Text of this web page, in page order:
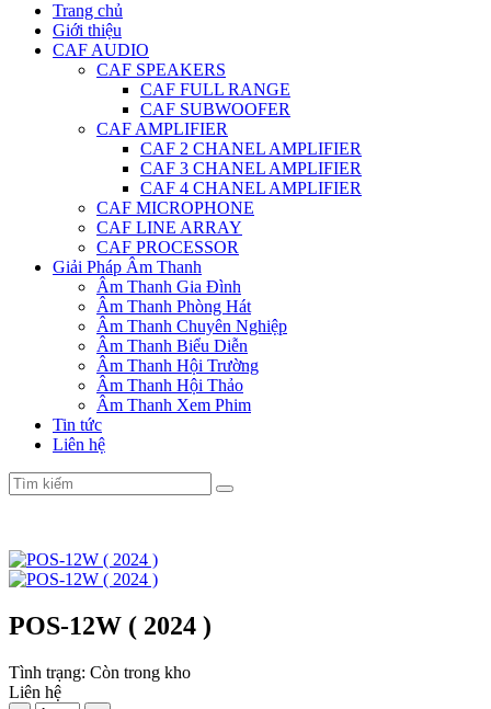
Trang chủ
Giới thiệu
CAF AUDIO
CAF SPEAKERS
CAF FULL RANGE
CAF SUBWOOFER
CAF AMPLIFIER
CAF 2 CHANEL AMPLIFIER
CAF 3 CHANEL AMPLIFIER
CAF 4 CHANEL AMPLIFIER
CAF MICROPHONE
CAF LINE ARRAY
CAF PROCESSOR
Giải Pháp Âm Thanh
Âm Thanh Gia Đình
Âm Thanh Phòng Hát
Âm Thanh Chuyên Nghiệp
Âm Thanh Biểu Diễn
Âm Thanh Hội Trường
Âm Thanh Hội Thảo
Âm Thanh Xem Phim
Tin tức
Liên hệ
POS-12W ( 2024 )
Tình trạng: Còn trong kho
Liên hệ